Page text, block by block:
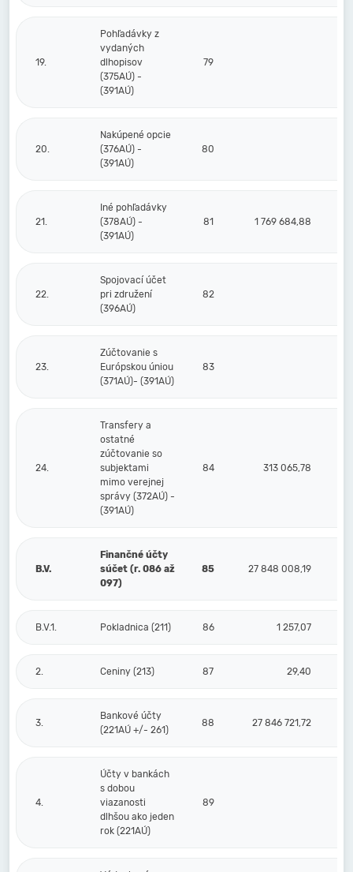
19.
Pohľadávky z
vydaných
dlhopisov
(375AÚ) -
(391AÚ)
79
20.
Nakúpené opcie
(376AÚ) -
(391AÚ)
80
21.
Iné pohľadávky
(378AÚ) -
(391AÚ)
81 1 769 684,88
22.
Spojovací účet
pri združení
(396AÚ)
82
23.
Zúčtovanie s
Európskou úniou
(371AÚ)- (391AÚ)
83
24.
Transfery a
ostatné
zúčtovanie so
subjektami
mimo verejnej
správy (372AÚ) -
(391AÚ)
84 313 065,78
B.V.
Finančné účty
súčet (r. 086 až
097)
85 27 848 008,19
B.V.1. Pokladnica (211) 86 1 257,07
2. Ceniny (213) 87 29,40
3.
Bankové účty
(221AÚ +/- 261)
88 27 846 721,72
4.
Účty v bankách
s dobou
viazanosti
dlhšou ako jeden
rok (221AÚ)
89